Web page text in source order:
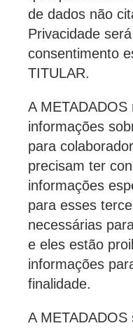
de dados não
Privacidade
consentimento
TITULAR.
A
informações
para
precisam ter
informações
para esses
necessárias
e eles estão
informações
finalidade.
A